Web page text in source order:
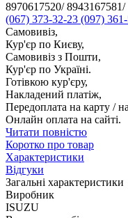
8970617520/
(067) 373-32-23 (097)
Самовивіз,
Кур'єр по Києву,
Самовивіз з Пошти,
Кур'єр по Україні.
Готівкою кур'єру,
Накладений платіж,
Передоплата на карту /
Онлайн оплата на сайті.
Читати повністю
Коротко про товар
Характеристики
Відгуки
Загальні характеристики
Виробник
ISUZU